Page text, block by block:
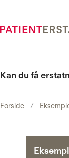
Kan du få
Forside